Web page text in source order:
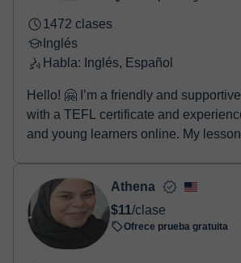
1472 clases
Inglés
Habla: Inglés, Español
Hello! 🤗 I’m a friendly and
with a TEFL certificate and
and young learners online. My
Athena
$11/clase
Ofrece prueba gratuita